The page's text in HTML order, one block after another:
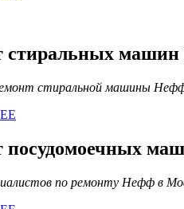
стиральных машин
стиральной машины Нефф
посудомоечных
по ремонту Нефф в